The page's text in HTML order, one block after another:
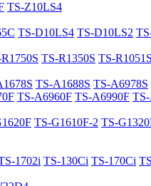
TS-Z10LS4
TS-D10LS4 TS-D10LS2
TS-R1350S TS-R1051S
TS-A1688S TS-A6978S
TS-A6960F TS-A6990F
TS-G1610F-2 TS-
1702i TS-130Ci TS-170Ci